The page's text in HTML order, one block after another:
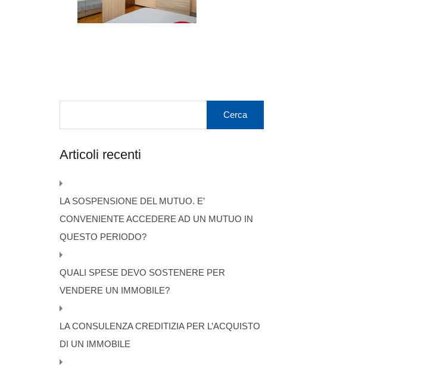
Articoli recenti
LA SOSPENSIONE DEL MUTUO. E’
CONVENIENTE ACCEDERE AD UN MUTUO IN
QUESTO PERIODO?
QUALI SPESE DEVO SOSTENERE PER
VENDERE UN IMMOBILE?
LA CONSULENZA CREDITIZIA PER L’ACQUISTO
DI UN IMMOBILE